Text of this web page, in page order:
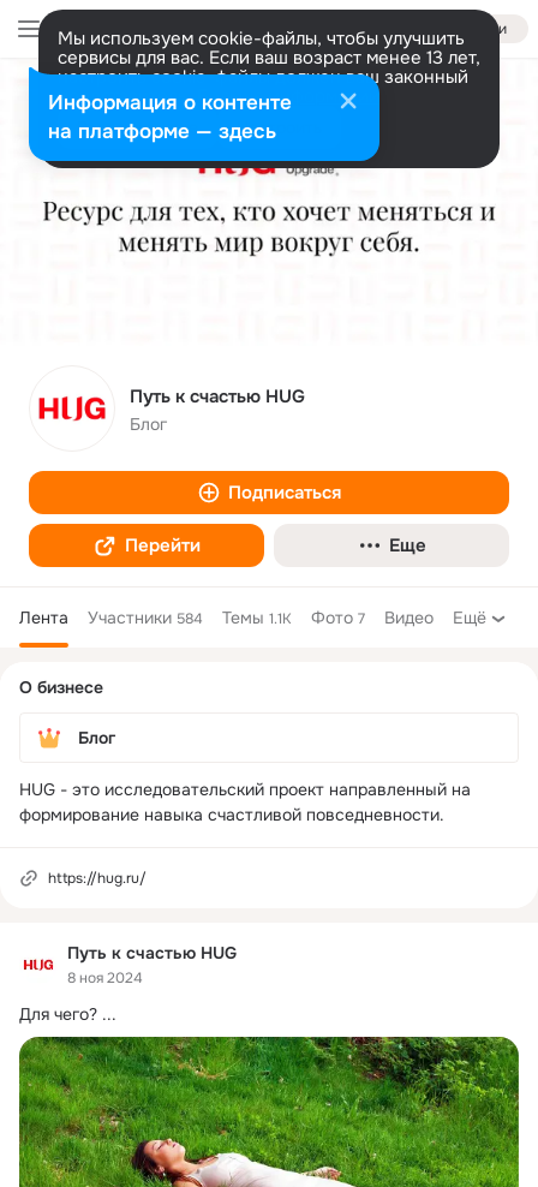
Войти
Мы используем cookie-файлы, чтобы улучшить
сервисы для вас. Если ваш возраст менее 13 лет,
настроить cookie-файлы должен ваш законный
представитель. Больше информации
Разрешить все Настроить
Путь к счастью HUG
Блог
Подписаться
Перейти Еще
Лента Участники 584 Темы 1.1K Фото 7 Видео Ещё
Путь к счастью HUG
8 ноя 2024
Для чего? ...
колонка
О бизнесе
Блог
HUG - это исследовательский проект направленный на
https://hug.ru/
Информация о контенте
на платформе — здесь